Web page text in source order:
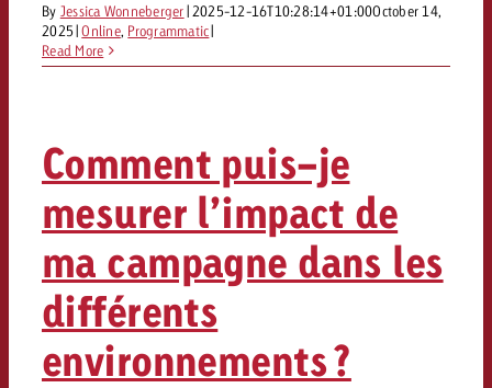
By Jessica Wonneberger| 2025-12-16T10:28:14+01:00October 14,
2025|Online, Programmatic|
Read More
Comment puis-je
mesurer l’impact de
ma campagne dans les
différents
environnements ?